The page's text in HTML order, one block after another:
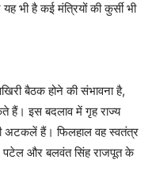
भी है कई मंत्रियों की कुर्सी भी
बैठक होने की संभावना है,
हैं। इस बदलाव में गृह राज्य
अटकलें हैं। फिलहाल वह स्वतंत्र
पटेल और बलवंत सिंह राजपूत के